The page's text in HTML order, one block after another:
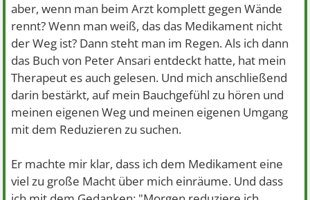
aber, wenn man beim Arzt komplett gegen Wände
rennt? Wenn man weiß, das das Medikament nicht
der Weg ist? Dann steht man im Regen. Als ich dann
das Buch von Peter Ansari entdeckt hatte, hat mein
Therapeut es auch gelesen. Und mich anschließend
darin bestärkt, auf mein Bauchgefühl zu hören und
meinen eigenen Weg und meinen eigenen Umgang
mit dem Reduzieren zu suchen.
Er machte mir klar, dass ich dem Medikament eine
viel zu große Macht über mich einräume. Und dass